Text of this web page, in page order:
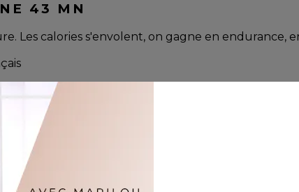
43 MN
Les calories s'envolent, on gagne en endurance,